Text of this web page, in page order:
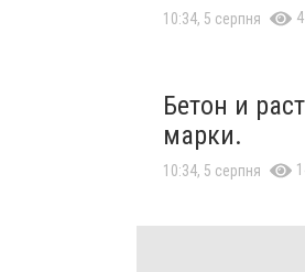
10:34, 5 серпня 4
Бетон и
марки.
10:34, 5 серпня